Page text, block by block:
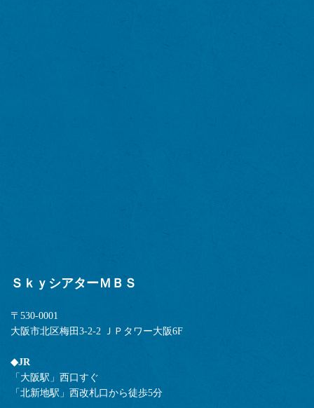
ＳｋｙシアターＭＢＳ
〒530-0001
大阪市北区梅田3-2-2 ＪＰタワー大阪6F
◆JR
「大阪駅」西口すぐ
「北新地駅」西改札口から徒歩5分